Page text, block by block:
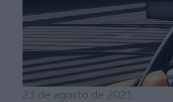
23 de agosto de 2021